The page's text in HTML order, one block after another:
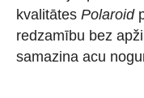
kvalitātes Polaroid
redzamību bez
samazina acu